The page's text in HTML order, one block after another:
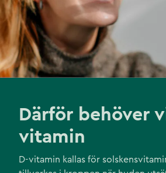
Därför behöver
vitamin
D-vitamin kallas för